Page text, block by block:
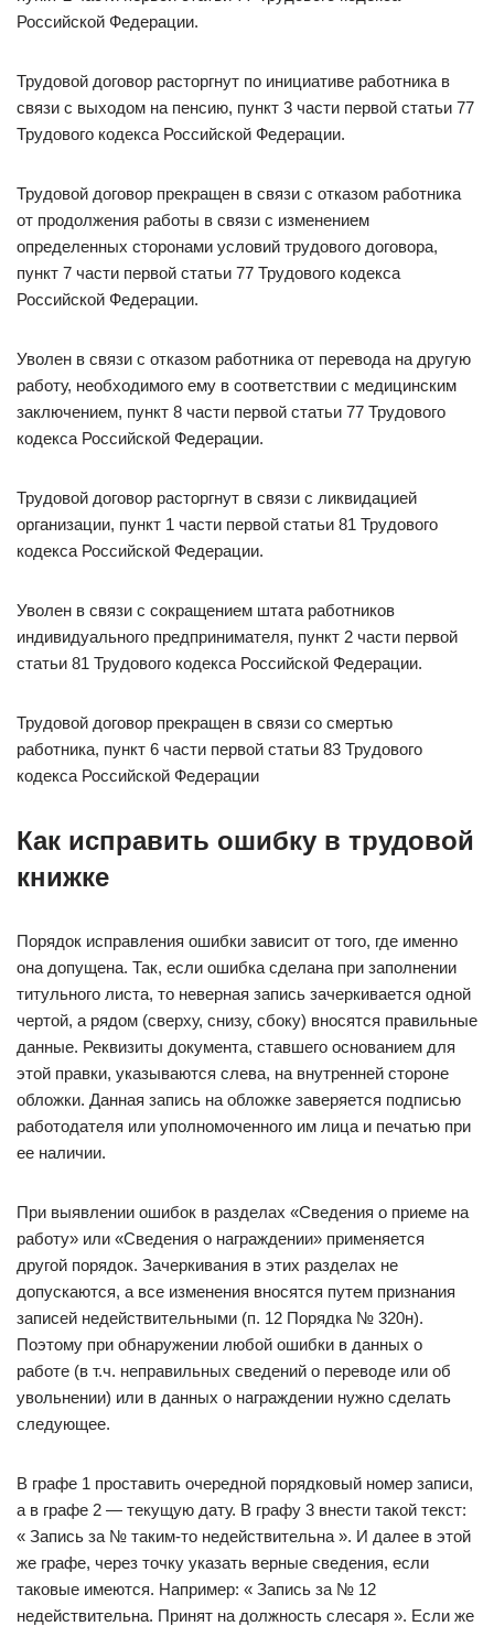
Российской Федерации.
Трудовой договор расторгнут по инициативе работника в
связи с выходом на пенсию, пункт 3 части первой статьи 77
Трудового кодекса Российской Федерации.
Трудовой договор прекращен в связи с отказом работника
от продолжения работы в связи с изменением
определенных сторонами условий трудового договора,
пункт 7 части первой статьи 77 Трудового кодекса
Российской Федерации.
Уволен в связи с отказом работника от перевода на другую
работу, необходимого ему в соответствии с медицинским
заключением, пункт 8 части первой статьи 77 Трудового
кодекса Российской Федерации.
Трудовой договор расторгнут в связи с ликвидацией
организации, пункт 1 части первой статьи 81 Трудового
кодекса Российской Федерации.
Уволен в связи с сокращением штата работников
индивидуального предпринимателя, пункт 2 части первой
статьи 81 Трудового кодекса Российской Федерации.
Трудовой договор прекращен в связи со смертью
работника, пункт 6 части первой статьи 83 Трудового
кодекса Российской Федерации
Как исправить ошибку в трудовой
книжке
Порядок исправления ошибки зависит от того, где именно
она допущена. Так, если ошибка сделана при заполнении
титульного листа, то неверная запись зачеркивается одной
чертой, а рядом (сверху, снизу, сбоку) вносятся правильные
данные. Реквизиты документа, ставшего основанием для
этой правки, указываются слева, на внутренней стороне
обложки. Данная запись на обложке заверяется подписью
работодателя или уполномоченного им лица и печатью при
ее наличии.
При выявлении ошибок в разделах «Сведения о приеме на
работу» или «Сведения о награждении» применяется
другой порядок. Зачеркивания в этих разделах не
допускаются, а все изменения вносятся путем признания
записей недействительными (п. 12 Порядка № 320н).
Поэтому при обнаружении любой ошибки в данных о
работе (в т.ч. неправильных сведений о переводе или об
увольнении) или в данных о награждении нужно сделать
следующее.
В графе 1 проставить очередной порядковый номер записи,
а в графе 2 — текущую дату. В графу 3 внести такой текст:
« Запись за № таким-то недействительна ». И далее в этой
же графе, через точку указать верные сведения, если
таковые имеются. Например: « Запись за № 12
недействительна. Принят на должность слесаря ». Если же